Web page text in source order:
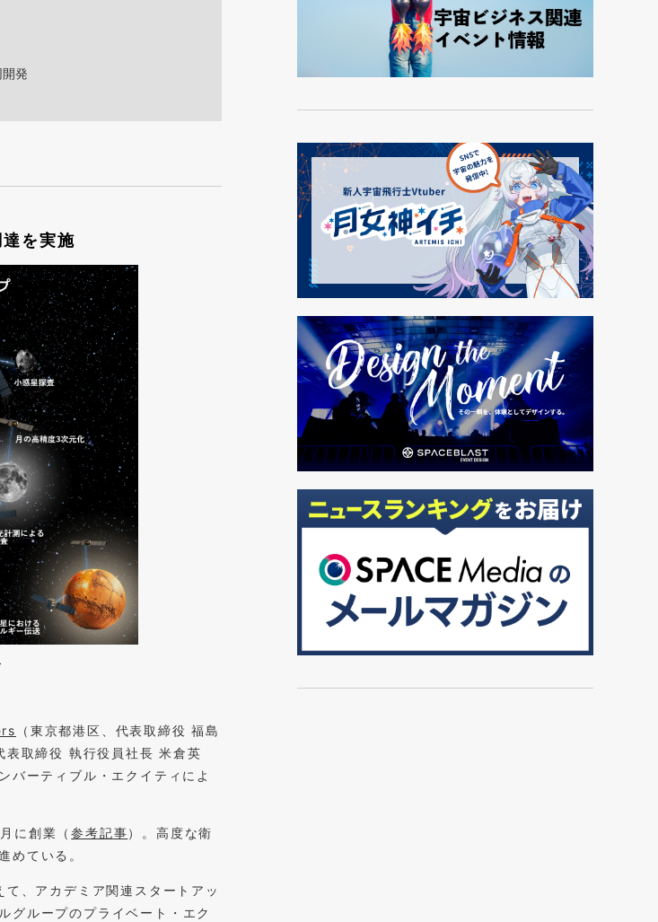
発
を実施
（東京都港区、代表取締役 福島
表取締役 執行役員社長 米倉英
バーティブル・エクイティによ
に創業（参考記事）。高度な衛
めている。
、アカデミア関連スタートアッ
グループのプライベート・エク